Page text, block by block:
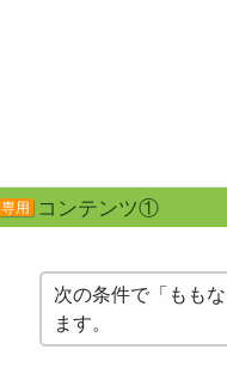
専用 コンテンツ①
次の条件で「もも
ます。